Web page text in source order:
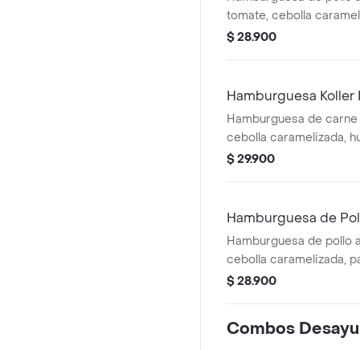
tomate, cebolla
queso y huevo de
$ 28.900
Hamburguesa Koller
Hamburguesa de carne
cebolla caramelizada,
tomate, lechuga y papa
$ 29.900
Hamburguesa de
Hamburguesa de pollo
cebolla caramelizada,
de codorniz, tomate y
$ 28.900
Combos